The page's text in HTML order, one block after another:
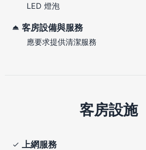
LED 燈泡
客房設備與服務
應要求提供清潔服務
客房設施
上網服務